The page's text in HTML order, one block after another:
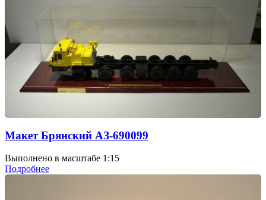
Макет Брянский АЗ-690099
Выполнено в масштабе 1:15
Подробнее